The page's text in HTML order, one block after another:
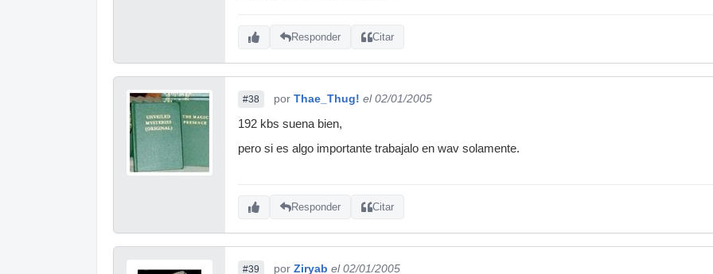
Responder Citar
#38 por Thae_Thug! el 02/01/2005
192 kbs suena bien,
pero si es algo importante trabajalo en wav solamente.
Responder Citar
#39 por Ziryab el 02/01/2005